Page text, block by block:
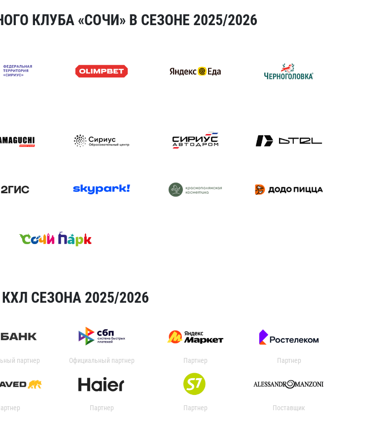
КЛУБА «СОЧИ» В СЕЗОНЕ 2025/2026
СЕЗОНА 2025/2026
партнер Официальный партнер Партнер Партнер
Партнер Партнер Поставщик